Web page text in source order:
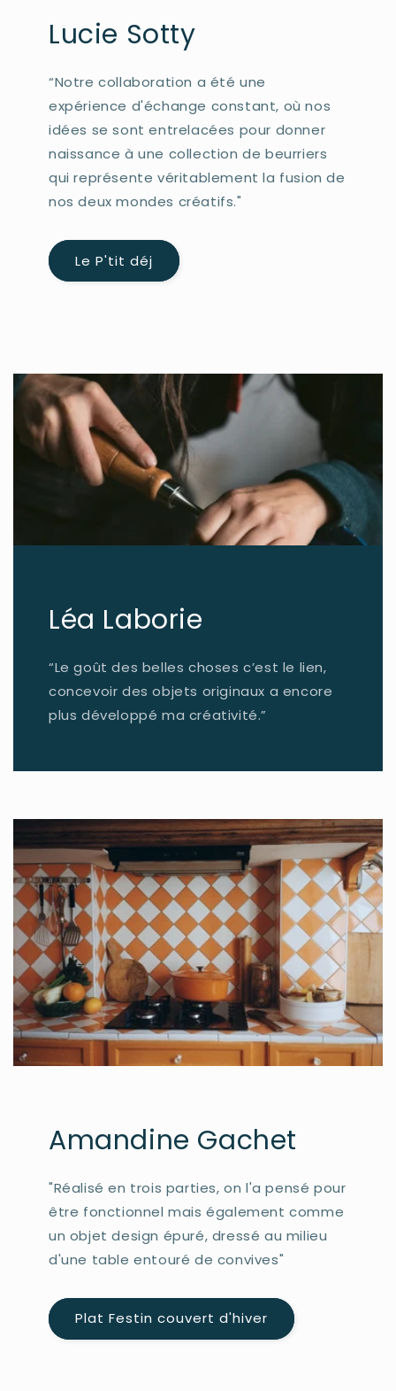
Lucie Sotty
“Notre collaboration a été une
expérience d'échange constant, où nos
idées se sont entrelacées pour donner
naissance à une collection de beurriers
qui représente véritablement la fusion de
nos deux mondes créatifs."
Le P'tit déj
Léa Laborie
“Le goût des belles choses c’est le lien,
concevoir des objets originaux a encore
plus développé ma créativité.”
Amandine Gachet
"Réalisé en trois parties, on l'a pensé pour
être fonctionnel mais également comme
un objet design épuré, dressé au milieu
d'une table entouré de convives"
Plat Festin couvert d'hiver